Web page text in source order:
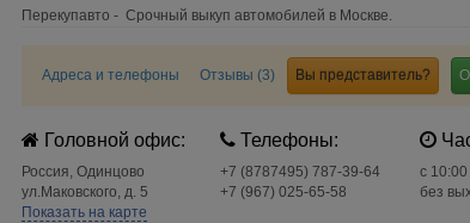
Перекупавто - Срочный выкуп автомобилей в Москве.
Адреса и телефоны Отзывы (3) Вы представитель?
Головной офис:
Россия, Одинцово
ул.Маковского, д. 5
Показать на карте
Телефоны:
+7 (8787495) 787-39-64
+7 (967) 025-65-58
c
без